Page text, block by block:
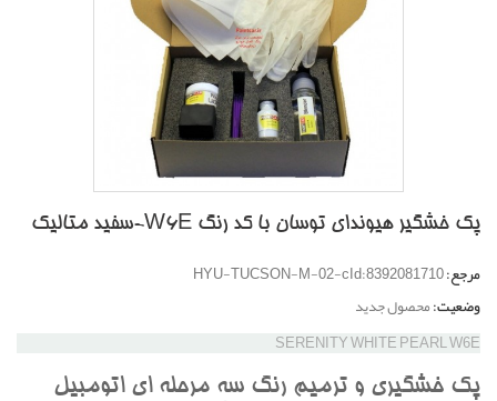
پک خشگير هیوندای توسان با کد رنگ W6E-سفيد متاليک
مرجع:HYU-TUCSON-M-02-cId:8392081710
وضعیت:محصول جدید
SERENITY WHITE PEARL W6E
پک خشگيري و ترميم رنگ سه مرحله اي اتومبيل